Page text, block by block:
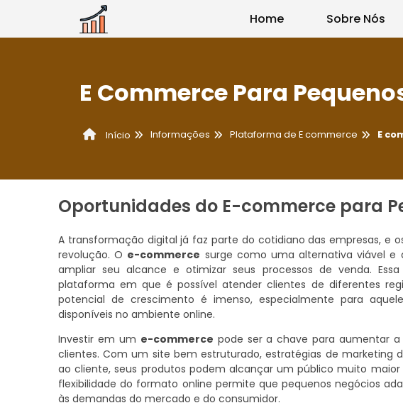
Home Sobre Nós
E Commerce Para
Início Informações Plataforma de E commerce E
Oportunidades do E-commerce para
A transformação digital já faz parte do cotidiano das empresas, e
revolução. O e-commerce surge como uma alternativa viável e
ampliar seu alcance e otimizar seus processos de venda.
plataforma em que é possível atender clientes de diferentes
potencial de crescimento é imenso, especialmente para
disponíveis no ambiente online.
Investir em um e-commerce pode ser a chave para aumentar
clientes. Com um site bem estruturado, estratégias de marketing
ao cliente, seus produtos podem alcançar um público muito
flexibilidade do formato online permite que pequenos negócios
às demandas do mercado e do consumidor.